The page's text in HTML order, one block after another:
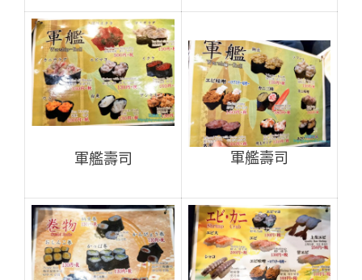
軍艦壽司 軍艦壽司